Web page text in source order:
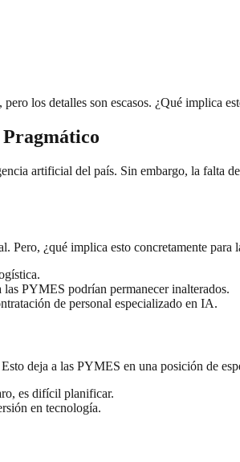
los detalles son escasos. ¿Qué implica
artificial del país. Sin embargo, la falta
¿qué implica esto concretamente para
PYMES podrían permanecer inalterados.
de personal especializado en IA.
deja a las PYMES en una posición de
es difícil planificar.
en tecnología.